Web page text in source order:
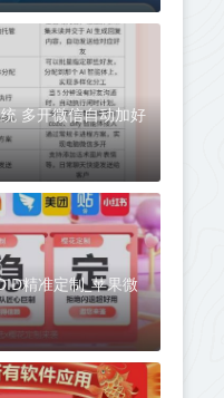
多开微信自动加好
精准定制_苹果微